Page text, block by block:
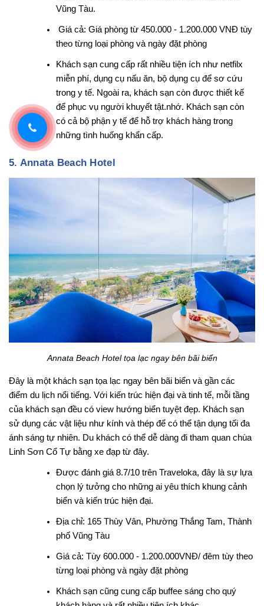
Vũng Tàu.
Giá cả: Giá phòng từ 450.000 - 1.200.000 VNĐ tùy
theo từng loại phòng và ngày đặt phòng
Khách sạn cung cấp rất nhiều tiện ích như netfilx
miễn phí, dụng cụ nấu ăn, bộ dụng cụ để sơ cứu
trong y tế. Ngoài ra, khách sạn còn được thiết kế
để phục vụ người khuyết tật.nhớ. Khách sạn còn
có cả bộ phận y tế để hỗ trợ khách hàng trong
những tình huống khẩn cấp.
5. Annata Beach Hotel
Annata Beach Hotel tọa lạc ngay bên bãi biển
Đây là một khách sạn tọa lạc ngay bên bãi biển và gần các
điểm du lịch nổi tiếng. Với kiến trúc hiện đại và tinh tế, mỗi tầng
của khách sạn đều có view hướng biển tuyệt đẹp. Khách sạn
sử dụng các vật liệu như kính và thép để có thể tận dụng tối đa
ánh sáng tự nhiên. Du khách có thể dễ dàng đi tham quan chùa
Linh Sơn Cổ Tự bằng xe đạp từ đây.
Được đánh giá 8.7/10 trên Traveloka, đây là sự lựa
chọn lý tưởng cho những ai yêu thích khung cảnh
biển và kiến trúc hiện đại.
Địa chỉ: 165 Thùy Vân, Phường Thắng Tam, Thành
phố Vũng Tàu
Giá cả: Tùy 600.000 - 1.200.000VNĐ/ đêm tùy theo
từng loại phòng và ngày đặt phòng
Khách sạn cũng cung cấp buffee sáng cho quý